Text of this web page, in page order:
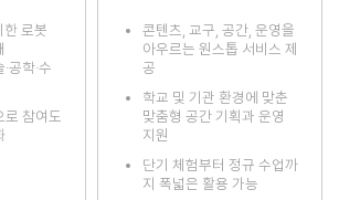
로봇
공학·수
로 참여도
콘텐츠, 교구, 공간, 운영을
아우르는 원스톱 서비스 제
공
학교 및 기관 환경에 맞춘
맞춤형 공간 기획과 운영
지원
단기 체험부터 정규 수업까
지 폭넓은 활용 가능